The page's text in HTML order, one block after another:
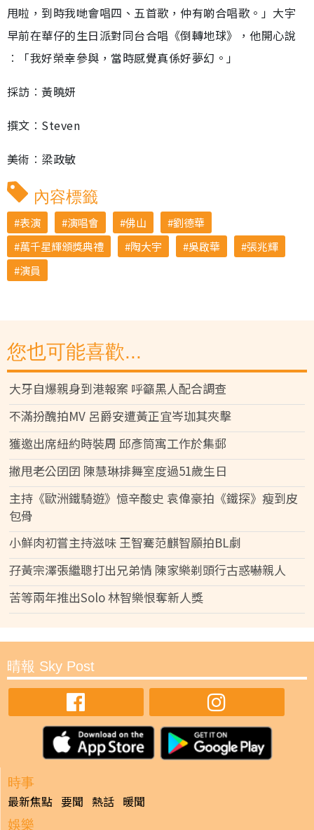
甩啦，到時我哋會唱四、五首歌，仲有啲合唱歌。」大宇
早前在華仔的生日派對同台合唱《倒轉地球》，他開心說
︰「我好榮幸參與，當時感覺真係好夢幻。」
採訪︰黃曉妍
撰文︰Steven
美術︰梁政敏
內容標籤
表演 演唱會 佛山
劉德華
萬千星輝頒獎典禮
陶大宇 吳啟華
張兆輝
演員
您也可能喜歡...
大牙自爆親身到港報案 呼籲黑人配合調查
不滿扮醜拍MV 呂爵安遭黃正宜岑珈其夾擊
獲邀出席紐約時裝周 邱彥筒寓工作於集郵
撇甩老公囝囝 陳慧琳排舞室度過51歲生日
主持《歐洲鐵騎遊》憶辛酸史 袁偉豪拍《鐵探》瘦到皮
包骨
小鮮肉初嘗主持滋味 王智騫范麒智願拍BL劇
孖黃宗澤張繼聰打出兄弟情 陳家樂剃頭行古惑嚇親人
苦等兩年推出Solo 林智樂恨奪新人獎
晴報 Sky Post
時事
最新焦點 要聞 熱話 暖聞
娛樂